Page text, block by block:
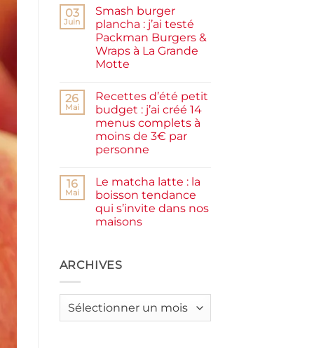
et
rapide
sur
Pancakes
à
la
farine
complète,
moelleux
bas
03
Juin
Smash burger
plancha : j’ai testé
Packman Burgers &
Wraps à La Grande
Motte
sur
Smash
burger
plancha :
j’ai
testé
Packman
à
La
Grande
Motte
26
Mai
Recettes d’été petit
budget : j’ai créé 14
menus complets à
moins de 3€ par
personne
sur
Recettes
d’été
petit
budget
menus
complets
3€
16
Mai
Le matcha latte : la
boisson tendance
qui s’invite dans nos
maisons
Le
matcha
boisson
ARCHIVES
Archives